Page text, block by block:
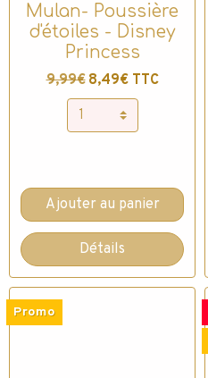
Mulan- Poussière
d'étoiles - Disney
Princess
9,99€ 8,49€ TTC
Ajouter au panier
Détails
Promo